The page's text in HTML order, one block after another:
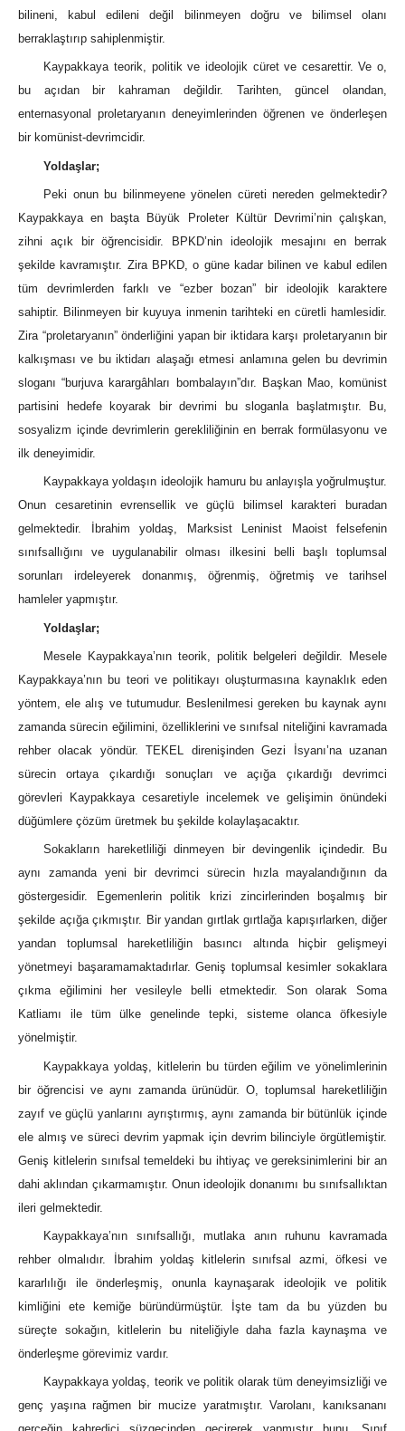
bilineni, kabul edileni değil bilinmeyen doğru ve bilimsel olanı
berraklaştırıp sahiplenmiştir.
Kaypakkaya teorik, politik ve ideolojik cüret ve cesarettir. Ve o,
bu açıdan bir kahraman değildir. Tarihten, güncel olandan,
enternasyonal proletaryanın deneyimlerinden öğrenen ve önderleşen
bir komünist-devrimcidir.
Yoldaşlar;
Peki onun bu bilinmeyene yönelen cüreti nereden gelmektedir?
Kaypakkaya en başta Büyük Proleter Kültür Devrimi’nin çalışkan,
zihni açık bir öğrencisidir. BPKD’nin ideolojik mesajını en berrak
şekilde kavramıştır. Zira BPKD, o güne kadar bilinen ve kabul edilen
tüm devrimlerden farklı ve “ezber bozan” bir ideolojik karaktere
sahiptir. Bilinmeyen bir kuyuya inmenin tarihteki en cüretli hamlesidir.
Zira “proletaryanın” önderliğini yapan bir iktidara karşı proletaryanın bir
kalkışması ve bu iktidarı alaşağı etmesi anlamına gelen bu devrimin
sloganı “burjuva karargâhları bombalayın”dır. Başkan Mao, komünist
partisini hedefe koyarak bir devrimi bu sloganla başlatmıştır. Bu,
sosyalizm içinde devrimlerin gerekliliğinin en berrak formülasyonu ve
ilk deneyimidir.
Kaypakkaya yoldaşın ideolojik hamuru bu anlayışla yoğrulmuştur.
Onun cesaretinin evrensellik ve güçlü bilimsel karakteri buradan
gelmektedir. İbrahim yoldaş, Marksist Leninist Maoist felsefenin
sınıfsallığını ve uygulanabilir olması ilkesini belli başlı toplumsal
sorunları irdeleyerek donanmış, öğrenmiş, öğretmiş ve tarihsel
hamleler yapmıştır.
Yoldaşlar;
Mesele Kaypakkaya’nın teorik, politik belgeleri değildir. Mesele
Kaypakkaya’nın bu teori ve politikayı oluşturmasına kaynaklık eden
yöntem, ele alış ve tutumudur. Beslenilmesi gereken bu kaynak aynı
zamanda sürecin eğilimini, özelliklerini ve sınıfsal niteliğini kavramada
rehber olacak yöndür. TEKEL direnişinden Gezi İsyanı’na uzanan
sürecin ortaya çıkardığı sonuçları ve açığa çıkardığı devrimci
görevleri Kaypakkaya cesaretiyle incelemek ve gelişimin önündeki
düğümlere çözüm üretmek bu şekilde kolaylaşacaktır.
Sokakların hareketliliği dinmeyen bir devingenlik içindedir. Bu
aynı zamanda yeni bir devrimci sürecin hızla mayalandığının da
göstergesidir. Egemenlerin politik krizi zincirlerinden boşalmış bir
şekilde açığa çıkmıştır. Bir yandan gırtlak gırtlağa kapışırlarken, diğer
yandan toplumsal hareketliliğin basıncı altında hiçbir gelişmeyi
yönetmeyi başaramamaktadırlar. Geniş toplumsal kesimler sokaklara
çıkma eğilimini her vesileyle belli etmektedir. Son olarak Soma
Katliamı ile tüm ülke genelinde tepki, sisteme olanca öfkesiyle
yönelmiştir.
Kaypakkaya yoldaş, kitlelerin bu türden eğilim ve yönelimlerinin
bir öğrencisi ve aynı zamanda ürünüdür. O, toplumsal hareketliliğin
zayıf ve güçlü yanlarını ayrıştırmış, aynı zamanda bir bütünlük içinde
ele almış ve süreci devrim yapmak için devrim bilinciyle örgütlemiştir.
Geniş kitlelerin sınıfsal temeldeki bu ihtiyaç ve gereksinimlerini bir an
dahi aklından çıkarmamıştır. Onun ideolojik donanımı bu sınıfsallıktan
ileri gelmektedir.
Kaypakkaya’nın sınıfsallığı, mutlaka anın ruhunu kavramada
rehber olmalıdır. İbrahim yoldaş kitlelerin sınıfsal azmi, öfkesi ve
kararlılığı ile önderleşmiş, onunla kaynaşarak ideolojik ve politik
kimliğini ete kemiğe büründürmüştür. İşte tam da bu yüzden bu
süreçte sokağın, kitlelerin bu niteliğiyle daha fazla kaynaşma ve
önderleşme görevimiz vardır.
Kaypakkaya yoldaş, teorik ve politik olarak tüm deneyimsizliği ve
genç yaşına rağmen bir mucize yaratmıştır. Varolanı, kanıksananı